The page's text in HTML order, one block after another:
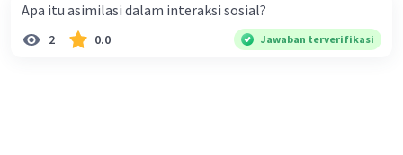
Apa itu asimilasi dalam interaksi sosial?
2 0.0 Jawaban terverifikasi